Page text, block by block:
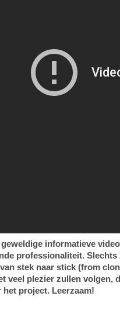
informatieve
professionaliteit.
stek naar stick (from
veel plezier zullen volgen,
project. Leerzaam!